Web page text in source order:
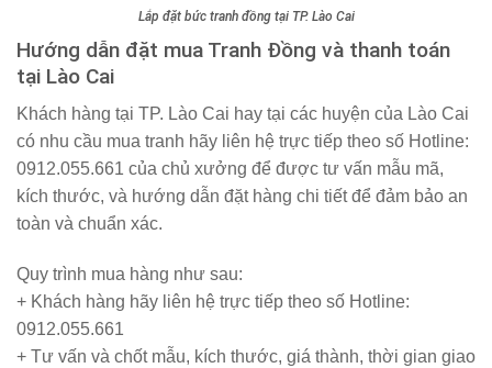
Lắp đặt bức tranh đồng tại TP. Lào Cai
Hướng dẫn đặt mua Tranh Đồng và thanh toán
tại Lào Cai
Khách hàng tại TP. Lào Cai hay tại các huyện của Lào Cai
có nhu cầu mua tranh hãy liên hệ trực tiếp theo số Hotline:
0912.055.661 của chủ xưởng để được tư vấn mẫu mã,
kích thước, và hướng dẫn đặt hàng chi tiết để đảm bảo an
toàn và chuẩn xác.
Quy trình mua hàng như sau:
+ Khách hàng hãy liên hệ trực tiếp theo số Hotline:
0912.055.661
+ Tư vấn và chốt mẫu, kích thước, giá thành, thời gian giao